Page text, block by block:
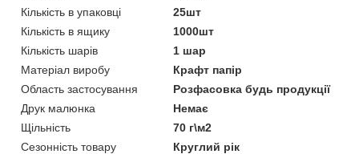
Кількість в упаковці
25шт
Кількість в ящику
1000шт
Кількість шарів
1 шар
Матеріал виробу
Крафт папір
Область застосування
Розфасовка будь продукції
Друк малюнка
Немає
Щільність
70 г\м2
Сезонність товару
Круглий рік